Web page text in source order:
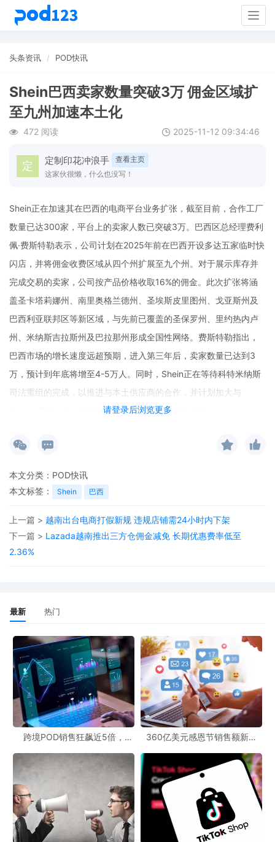
头条资讯 POD快讯
Shein巴西卖家数量突破3万 佣金区域扩
至九州加速本土化
472 阅读 2025-11-12 09:34:46
定制印花冲浪手
查看主页
这家伙很懒，什么也没写！
请登录后浏览更多
Shein正在加速其在巴西的电商平台业务扩张，截至目前，合作工厂
数量已达300家，平台上的卖家人数已突破3万。巴西区总经理费利
佩·费斯特勒表示，公司计划在2025年前在巴西开设多达五家临时快
闪店，并将佣金收费区域从四个州扩展至九个州。对于展示库存并
完成交易的卖家，公司按产品价格收取16%的佣金。此次扩张将涵
盖圣卡塔莉娜州、南里奥格兰德州、圣埃斯皮里图州、戈亚斯州及
巴西利亚联邦区等新区域，与先前已覆盖的圣保罗州、里约热内卢
州、米纳斯吉拉斯州及巴拉那州形成全国性网络。费斯特勒指出，
巴西市场的增长速度远超预期，进入第三年后，卖家数量已达到3
万，预计到年底将增至4-5万人。同时，Shein正在等待科特米纳斯
司法重组的完成，以推进与本土供应商的合作，并计划加大与
Renner及Riachuelo等巴西本土零售连锁的竞争力度。
本文分类： POD快讯
本文标签：
Shein 巴西
上一篇 > 越南出台电商打假新规 违规店铺需24小时内下架
下一篇 > Lazada越南推出三方仓佣金减免 长期优惠费率低至
2.36%
最新 热门
跨境POD销售狂飙近5倍，
360亿美元感恩节销售额新纪
新风潮！